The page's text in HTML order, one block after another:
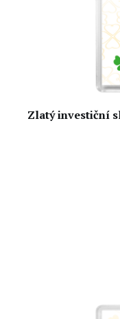
Zlatý investiční